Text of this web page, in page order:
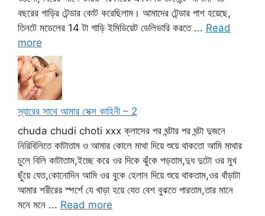
বছরের গাড়ির টেন্ডার কোট করেছিলাম। আমাদের টেন্ডার পাশ হয়েছে,
তিনটে মডেলের 14 টা গাড়ি ইমিডিয়েট ডেলিভারি করতে ... Read
more
স্যারের সাথে আমার সেক্স কাহিনী – 2
chuda chudi choti xxx ক্লাসের পর ঘন্টার পর ঘন্টা দুজনে
নিরিবিলিতে কাটাতাম ও আমার কোলে মাথা দিয়ে শুয়ে থাকতো আমি মাথার
চুলে বিলি কাটাতাম,ইচ্ছে করে ওর দিকে ঝুঁকে পড়তাম,দুধ দুটো ওর মুখ
ছুঁয়ে যেত,কোনোদিন আমি ওর বুকে হেলান দিয়ে শুয়ে থাকতাম,ওর বাঁড়াটা
আমার শরীরের স্পর্শে যে খাড়া হয়ে যেত বেশ বুঝতে পারতাম,তার মানে
মনে মনে ... Read more